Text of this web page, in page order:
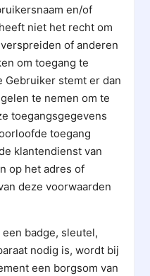
en/of
niet het recht om
of anderen
om toegang te
Gebruiker stemt er dan
te nemen om te
toegangsgegevens
toegang
klantendienst van
op het adres of
deze voorwaarden
badge, sleutel,
nodig is, wordt bij
een borgsom van